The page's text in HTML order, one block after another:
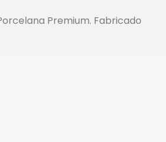
Premium. Fabricado